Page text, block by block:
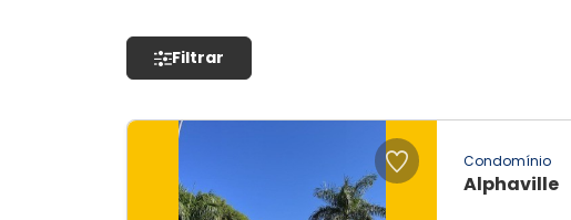
Filtrar
Condomínio
Alphaville